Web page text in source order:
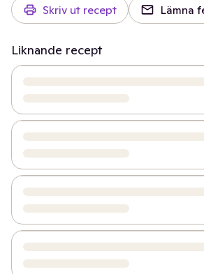
Skriv ut recept Lämna
Liknande recept